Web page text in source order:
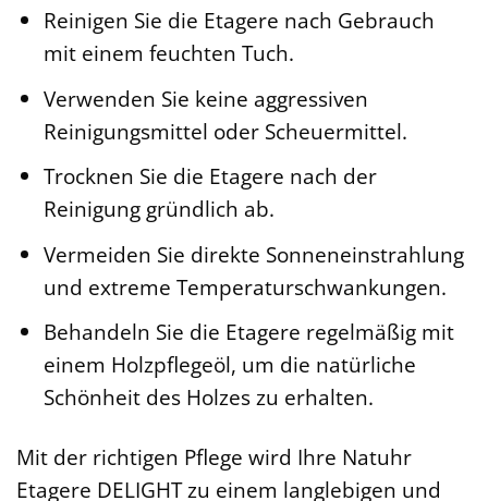
Reinigen Sie die Etagere nach Gebrauch
mit einem feuchten Tuch.
Verwenden Sie keine aggressiven
Reinigungsmittel oder Scheuermittel.
Trocknen Sie die Etagere nach der
Reinigung gründlich ab.
Vermeiden Sie direkte Sonneneinstrahlung
und extreme Temperaturschwankungen.
Behandeln Sie die Etagere regelmäßig mit
einem Holzpflegeöl, um die natürliche
Schönheit des Holzes zu erhalten.
Mit der richtigen Pflege wird Ihre Natuhr
Etagere DELIGHT zu einem langlebigen und